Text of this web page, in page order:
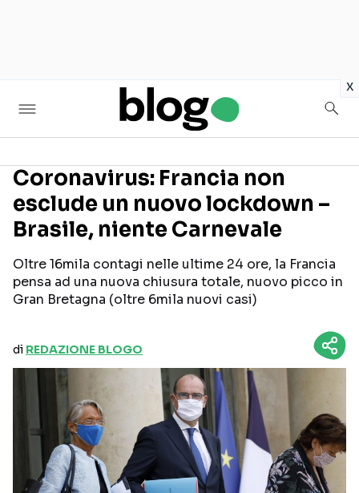
x
Seguici sui social
Coronavirus: Francia non
esclude un nuovo lockdown –
Brasile, niente Carnevale
Oltre 16mila contagi nelle ultime 24 ore, la Francia
pensa ad una nuova chiusura totale, nuovo picco in
Gran Bretagna (oltre 6mila nuovi casi)
di REDAZIONE BLOGO